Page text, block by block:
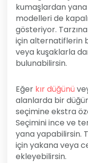
kumaşlardan
modelleri de
gösteriyor.
için alternatiflerin
veya kuşaklarla
bulunabilirsin.
Eğer kır düğünü
alanlarda bir
seçimine ekstra
Seçimini ince ve
yana yapabilirsin.
için yakana veya
ekleyebilirsin.